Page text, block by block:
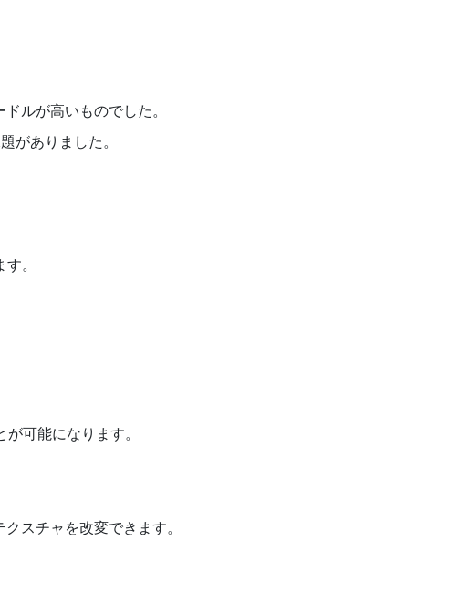
ルが高いものでした。
がありました。
。
可能になります。
スチャを改変できます。